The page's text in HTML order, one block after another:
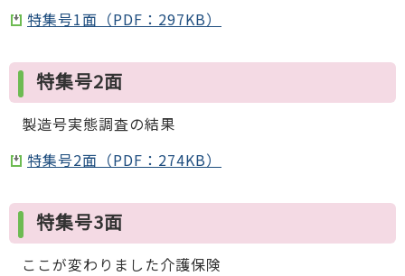
特集号1面（PDF：297KB）
特集号2面
製造号実態調査の結果
特集号2面（PDF：274KB）
特集号3面
ここが変わりました介護保険